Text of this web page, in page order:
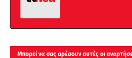
Μπορεί να σας αρέσουν αυτές οι